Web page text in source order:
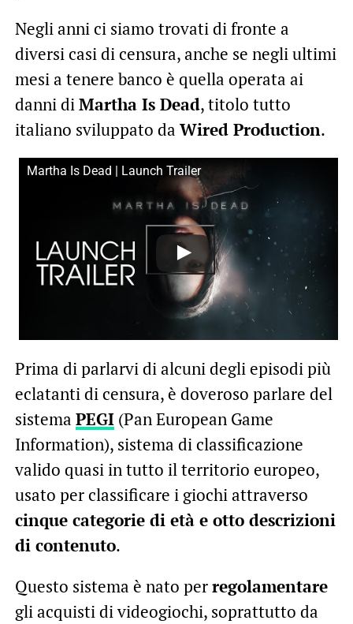
Negli anni ci siamo trovati di fronte a
diversi casi di censura, anche se negli ultimi
mesi a tenere banco è quella operata ai
danni diMartha Is Dead, titolo tutto
italiano sviluppato da Wired Production.
Martha Is Dead | Launch Trailer
Prima di parlarvi di alcuni degli episodi più
eclatanti di censura, è doveroso parlare del
sistema PEGI(Pan European Game
Information), sistema di classificazione
valido quasi in tutto il territorio europeo,
usato per classificare i giochi attraverso
cinque categorie di età e otto descrizioni
di contenuto.
Questo sistema è nato perregolamentare
gli acquisti di videogiochi, soprattutto da